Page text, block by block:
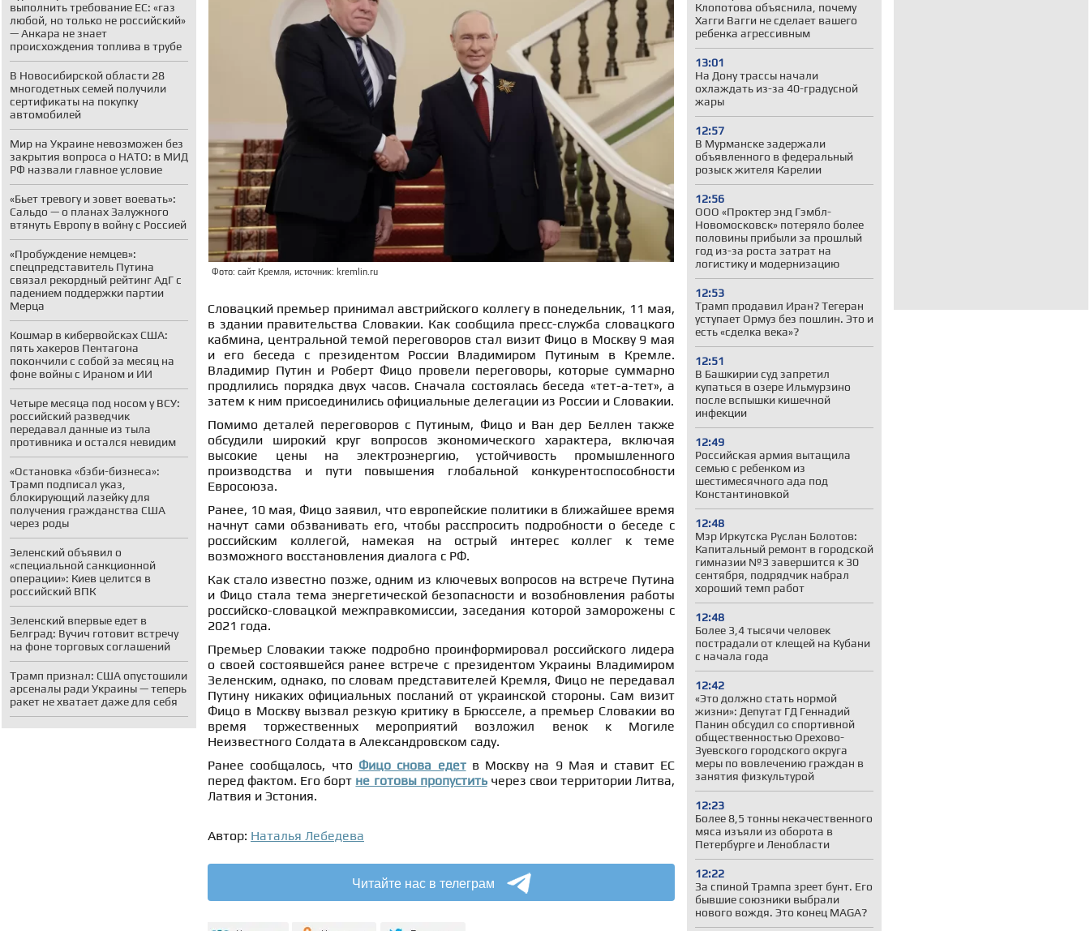
выполнить требование ЕС: «газ
любой, но только не российский»
— Анкара не знает
происхождения топлива в трубе
В Новосибирской области 28
многодетных семей получили
сертификаты на покупку
автомобилей
Мир на Украине невозможен без
закрытия вопроса о НАТО: в МИД
РФ назвали главное условие
«Бьет тревогу и зовет воевать»:
Сальдо — о планах Залужного
втянуть Европу в войну с Россией
«Пробуждение немцев»:
спецпредставитель Путина
связал рекордный рейтинг АдГ с
падением поддержки партии
Мерца
Кошмар в кибервойсках США:
пять хакеров Пентагона
покончили с собой за месяц на
фоне войны с Ираном и ИИ
Четыре месяца под носом у ВСУ:
российский разведчик
передавал данные из тыла
противника и остался невидим
«Остановка «бэби-бизнеса»:
Трамп подписал указ,
блокирующий лазейку для
получения гражданства США
через роды
Зеленский объявил о
«специальной санкционной
операции»: Киев целится в
российский ВПК
Зеленский впервые едет в
Белград: Вучич готовит встречу
на фоне торговых соглашений
Трамп признал: США опустошили
арсеналы ради Украины — теперь
ракет не хватает даже для себя
Клопотова объяснила, почему
Хагги Вагги не сделает вашего
ребенка агрессивным
13:01
На Дону трассы начали
охлаждать из-за 40-градусной
жары
12:57
В Мурманске задержали
объявленного в федеральный
розыск жителя Карелии
12:56
ООО «Проктер энд Гэмбл-
Новомосковск» потеряло более
половины прибыли за прошлый
год из-за роста затрат на
логистику и модернизацию
12:53
Трамп продавил Иран? Тегеран
уступает Ормуз без пошлин. Это и
есть «сделка века»?
12:51
В Башкирии суд запретил
купаться в озере Ильмурзино
после вспышки кишечной
инфекции
12:49
Российская армия вытащила
семью с ребенком из
шестимесячного ада под
Константиновкой
12:48
Мэр Иркутска Руслан Болотов:
Капитальный ремонт в городской
гимназии №3 завершится к 30
сентября, подрядчик набрал
хороший темп работ
12:48
Более 3,4 тысячи человек
пострадали от клещей на Кубани
с начала года
12:42
«Это должно стать нормой
жизни»: Депутат ГД Геннадий
Панин обсудил со спортивной
общественностью Орехово-
Зуевского городского округа
меры по вовлечению граждан в
занятия физкультурой
12:23
Более 8,5 тонны некачественного
мяса изъяли из оборота в
Петербурге и Ленобласти
12:22
За спиной Трампа зреет бунт. Его
бывшие союзники выбрали
нового вождя. Это конец MAGA?
Фото: сайт Кремля, источник: kremlin.ru
Словацкий премьер принимал австрийского коллегу в понедельник, 11 мая,
в здании правительства Словакии. Как сообщила пресс-служба словацкого
кабмина, центральной темой переговоров стал визит Фицо в Москву 9 мая
и его беседа с президентом России Владимиром Путиным в Кремле.
Владимир Путин и Роберт Фицо провели переговоры, которые суммарно
продлились порядка двух часов. Сначала состоялась беседа «тет-а-тет», а
затем к ним присоединились официальные делегации из России и Словакии.
Помимо деталей переговоров с Путиным, Фицо и Ван дер Беллен также
обсудили широкий круг вопросов экономического характера, включая
высокие цены на электроэнергию, устойчивость промышленного
производства и пути повышения глобальной конкурентоспособности
Евросоюза.
Ранее, 10 мая, Фицо заявил, что европейские политики в ближайшее время
начнут сами обзванивать его, чтобы расспросить подробности о беседе с
российским коллегой, намекая на острый интерес коллег к теме
возможного восстановления диалога с РФ.
Как стало известно позже, одним из ключевых вопросов на встрече Путина
и Фицо стала тема энергетической безопасности и возобновления работы
российско-словацкой межправкомиссии, заседания которой заморожены с
2021 года.
Премьер Словакии также подробно проинформировал российского лидера
о своей состоявшейся ранее встрече с президентом Украины Владимиром
Зеленским, однако, по словам представителей Кремля, Фицо не передавал
Путину никаких официальных посланий от украинской стороны. Сам визит
Фицо в Москву вызвал резкую критику в Брюсселе, а премьер Словакии во
время торжественных мероприятий возложил венок к Могиле
Неизвестного Солдата в Александровском саду.
Ранее сообщалось, что Фицо снова едетв Москву на 9 Мая и ставит ЕС
перед фактом. Его борт не готовы пропуститьчерез свои территории Литва,
Латвия и Эстония.
Автор: Наталья Лебедева
Читайте нас в телеграм